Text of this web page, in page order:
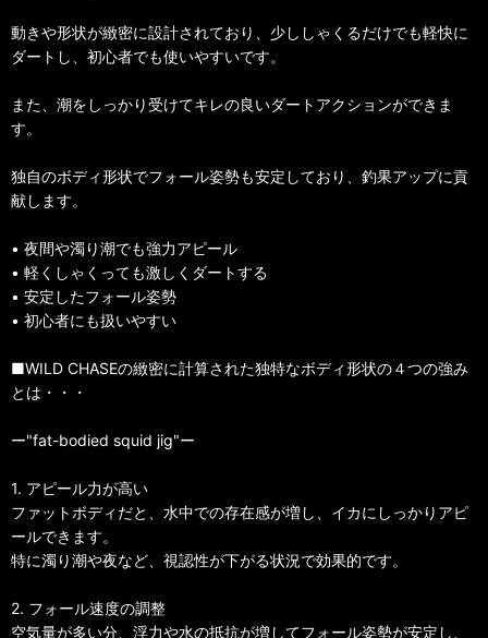
動きや形状が緻密に設計されており、少ししゃくるだけでも軽快に
ダートし、初心者でも使いやすいです。
また、潮をしっかり受けてキレの良いダートアクションができま
す。
独自のボディ形状でフォール姿勢も安定しており、釣果アップに貢
献します。
• 夜間や濁り潮でも強力アピール
• 軽くしゃくっても激しくダートする
• 安定したフォール姿勢
• 初心者にも扱いやすい
■WILD CHASEの緻密に計算された独特なボディ形状の４つの強み
とは・・・
ー"fat-bodied squid jig"ー
1. アピール力が高い
ファットボディだと、水中での存在感が増し、イカにしっかりアピ
ールできます。
特に濁り潮や夜など、視認性が下がる状況で効果的です。
2. フォール速度の調整
空気量が多い分、浮力や水の抵抗が増してフォール姿勢が安定し、